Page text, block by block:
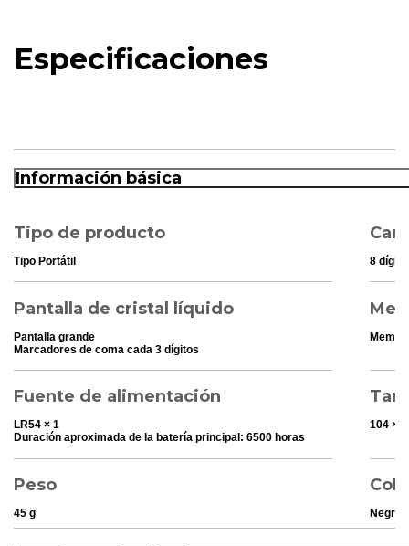
Especificaciones
Información básica
Tipo de producto
Tipo Portátil 8
Pantalla de cristal líquido
Pantalla grande
Marcadores de coma cada 3 dígitos
Fuente de alimentación
LR54 × 1
Duración aproximada de la batería principal: 6500 horas
104 ×
Peso
45 g Negro